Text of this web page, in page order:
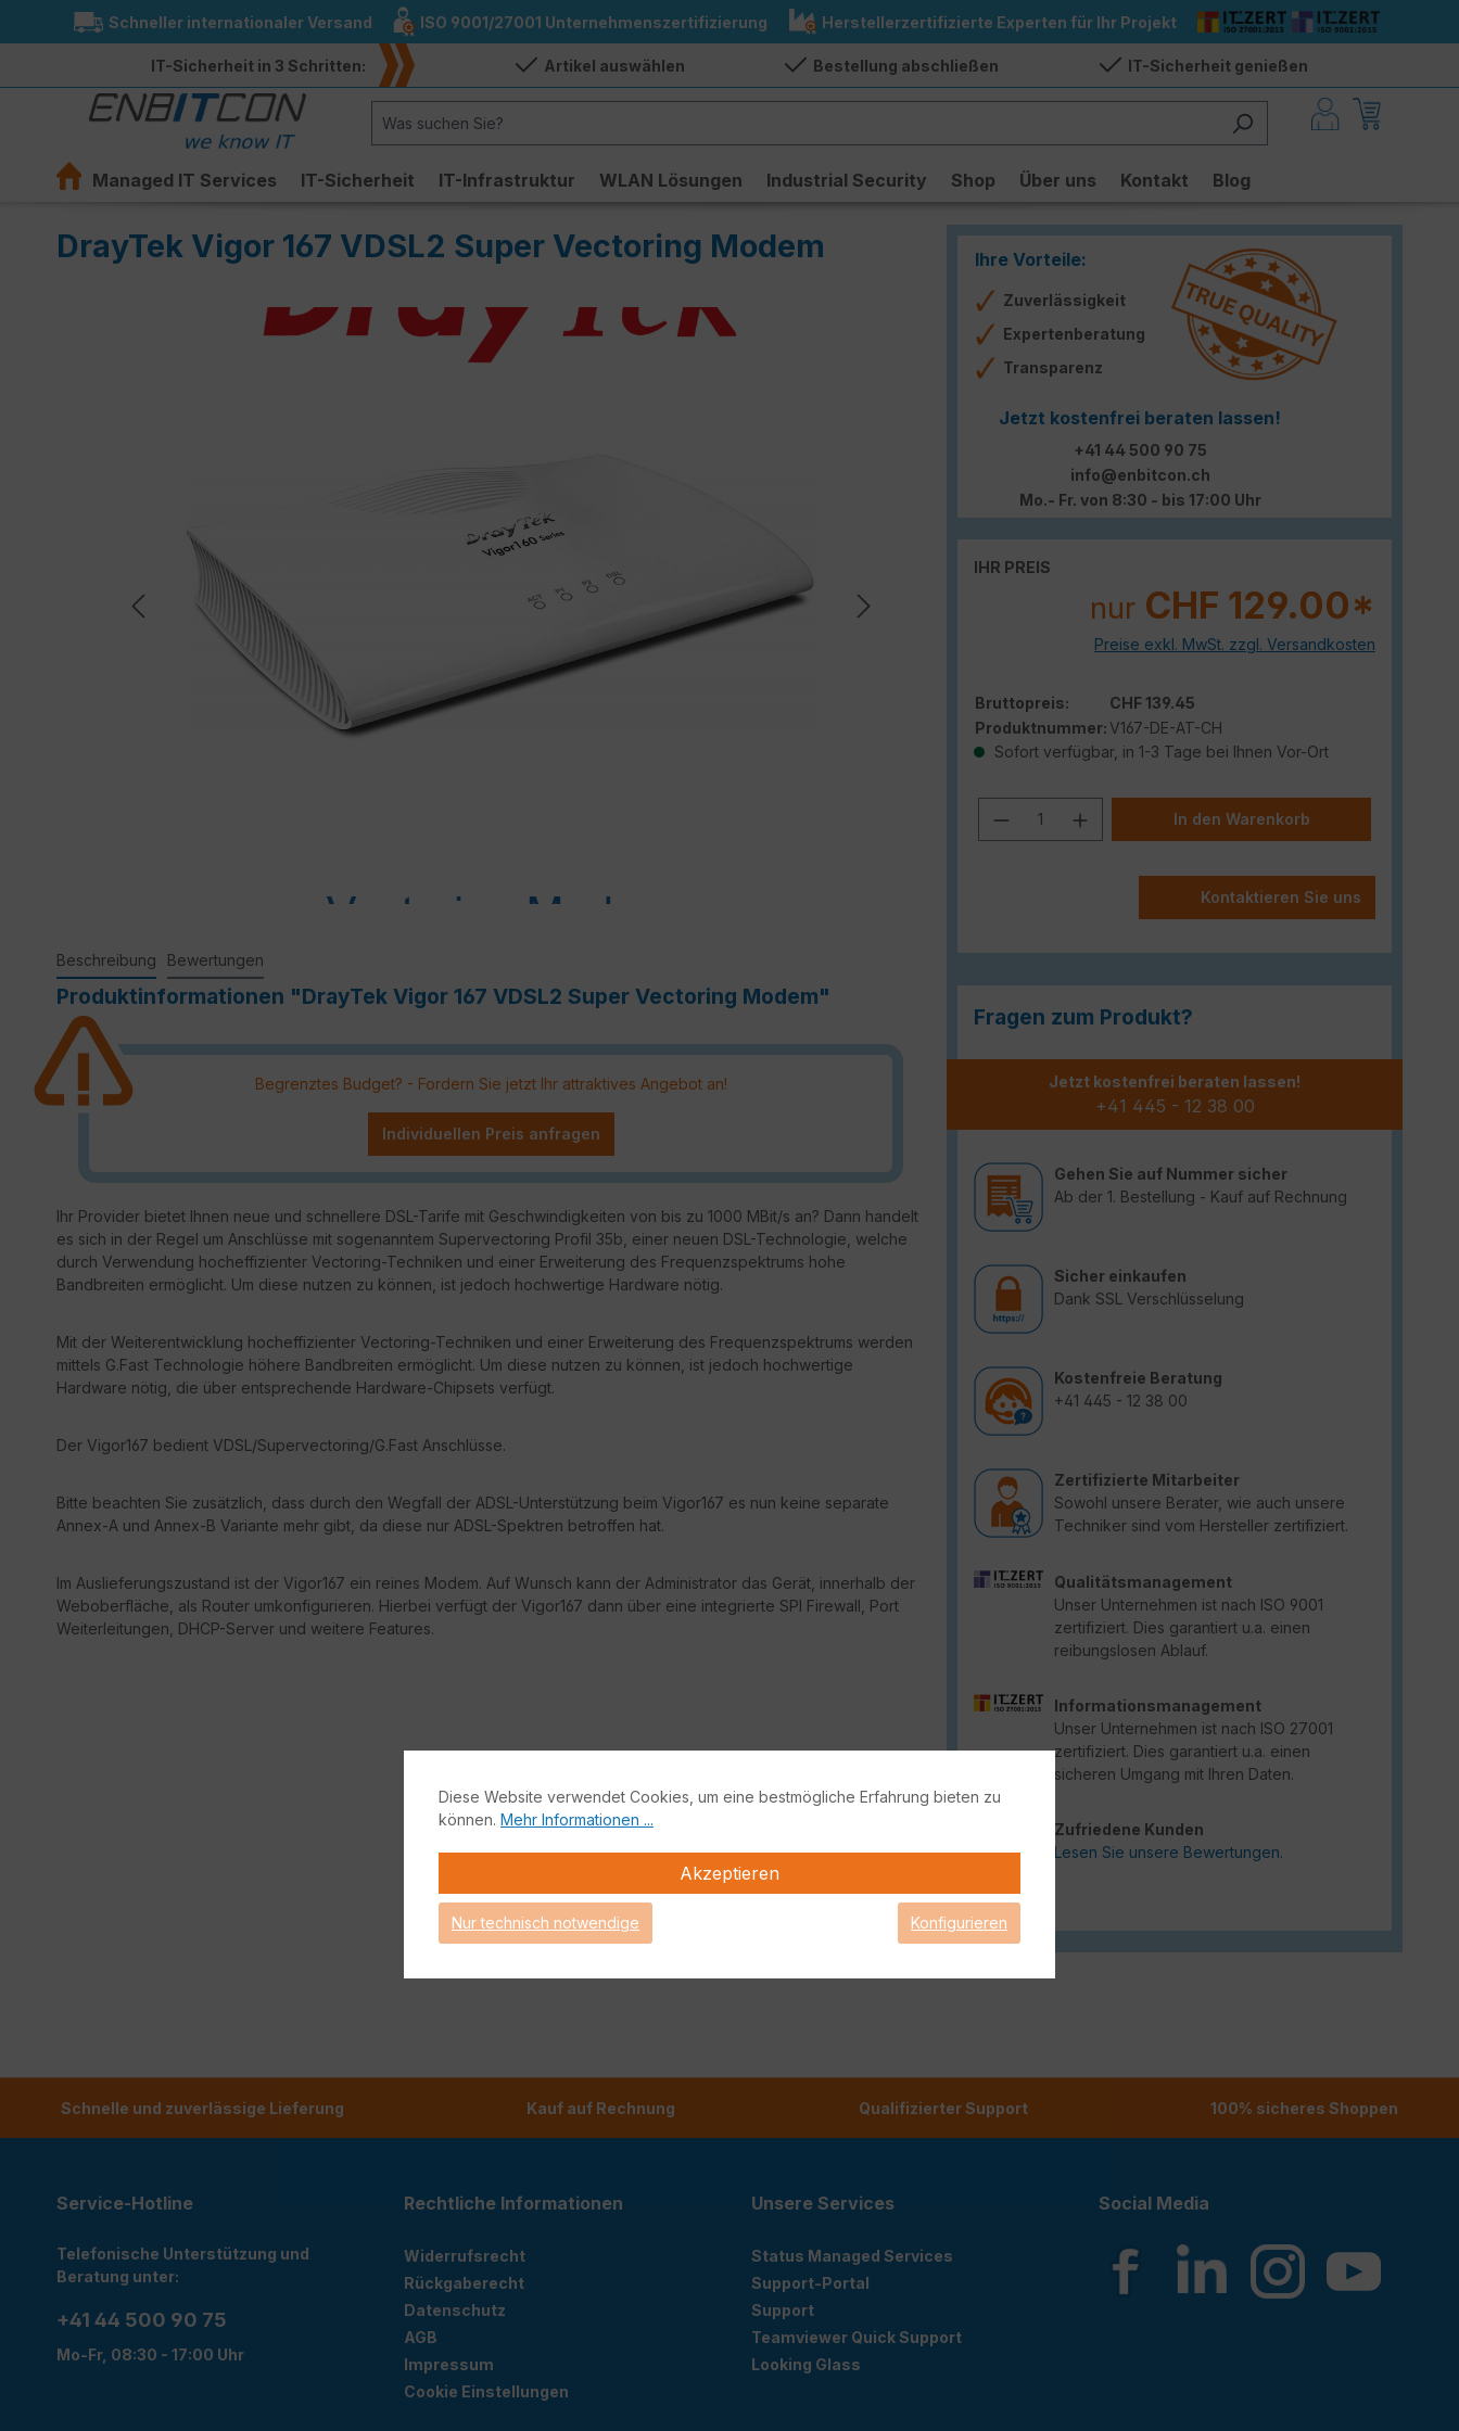
Zur Hauptnavigation springen
Schneller internationaler Versand ISO 9001/27001 Unternehmenszertifizierung Herstellerzertifizierte Experten für Ihr Projekt
IT-Sicherheit in 3 Schritten: Artikel auswählen Bestellung abschließen IT-Sicherheit genießen
Managed IT Services IT-Sicherheit IT-Infrastruktur WLAN Lösungen Industrial Security Shop Über uns Kontakt Blog
DrayTek Vigor 167 VDSL2 Super Vectoring Modem
Bildergalerie überspringen
Ihre Vorteile:
Zuverlässigkeit
Expertenberatung
Transparenz
Jetzt kostenfrei beraten lassen!
+41 44 500 90 75
info@enbitcon.ch
Mo.- Fr. von 8:30 - bis 17:00 Uhr
IHR PREIS
nur CHF 129.00*
Preise exkl. MwSt. zzgl. Versandkosten
Bruttopreis:
CHF 139.45
Produktnummer: V167-DE-AT-CH
Sofort verfügbar, in 1-3 Tage bei Ihnen Vor-Ort
Produkt Anzahl: Gib den
In den Warenkorb
Kontaktieren Sie uns
Fragen zum Produkt?
Jetzt kostenfrei beraten lassen!
+41 445 - 12 38 00
Gehen Sie auf Nummer sicher
Ab der 1. Bestellung - Kauf auf Rechnung
Sicher einkaufen
Dank SSL Verschlüsselung
Kostenfreie Beratung
+41 445 - 12 38 00
Zertifizierte Mitarbeiter
Sowohl unsere Berater, wie auch unsere
Techniker sind vom Hersteller zertifiziert.
Qualitätsmanagement
Unser Unternehmen ist nach ISO 9001
zertifiziert. Dies garantiert u.a. einen
reibungslosen Ablauf.
Informationsmanagement
Unser Unternehmen ist nach ISO 27001
zertifiziert. Dies garantiert u.a. einen
sicheren Umgang mit Ihren Daten.
Zufriedene Kunden
Lesen Sie unsere Bewertungen.
Beschreibung Bewertungen
Produktinformationen "DrayTek Vigor 167 VDSL2 Super Vectoring Modem"
Begrenztes Budget? - Fordern Sie jetzt Ihr attraktives Angebot an!
Individuellen Preis anfragen
Ihr Provider bietet Ihnen neue und schnellere DSL-Tarife mit Geschwindigkeiten von bis zu 1000 MBit/s an? Dann handelt
es sich in der Regel um Anschlüsse mit sogenanntem Supervectoring Profil 35b, einer neuen DSL-Technologie, welche
durch Verwendung hocheffizienter Vectoring-Techniken und einer Erweiterung des Frequenzspektrums hohe
Bandbreiten ermöglicht. Um diese nutzen zu können, ist jedoch hochwertige Hardware nötig.
Mit der Weiterentwicklung hocheffizienter Vectoring-Techniken und einer Erweiterung des Frequenzspektrums werden
mittels G.Fast Technologie höhere Bandbreiten ermöglicht. Um diese nutzen zu können, ist jedoch hochwertige
Hardware nötig, die über entsprechende Hardware-Chipsets verfügt.
Der Vigor167 bedient VDSL/Supervectoring/G.Fast Anschlüsse.
Bitte beachten Sie zusätzlich, dass durch den Wegfall der ADSL-Unterstützung beim Vigor167 es nun keine separate
Annex-A und Annex-B Variante mehr gibt, da diese nur ADSL-Spektren betroffen hat.
Im Auslieferungszustand ist der Vigor167 ein reines Modem. Auf Wunsch kann der Administrator das Gerät, innerhalb der
Weboberfläche, als Router umkonfigurieren. Hierbei verfügt der Vigor167 dann über eine integrierte SPI Firewall, Port
Weiterleitungen, DHCP-Server und weitere Features.
Schnelle und zuverlässige Lieferung Kauf auf Rechnung Qualifizierter Support 100% sicheres Shoppen
Service-Hotline
Telefonische Unterstützung und
Beratung unter:
+41 44 500 90 75
Mo-Fr, 08:30 - 17:00 Uhr
Rechtliche Informationen
Widerrufsrecht
Rückgaberecht
Datenschutz
AGB
Impressum
Cookie Einstellungen
Unsere Services
Status Managed Services
Support-Portal
Support
Teamviewer Quick Support
Looking Glass
Social Media
Diese Website verwendet Cookies, um eine bestmögliche Erfahrung bieten zu
können. Mehr Informationen ...
Akzeptieren
Nur technisch notwendige Konfigurieren